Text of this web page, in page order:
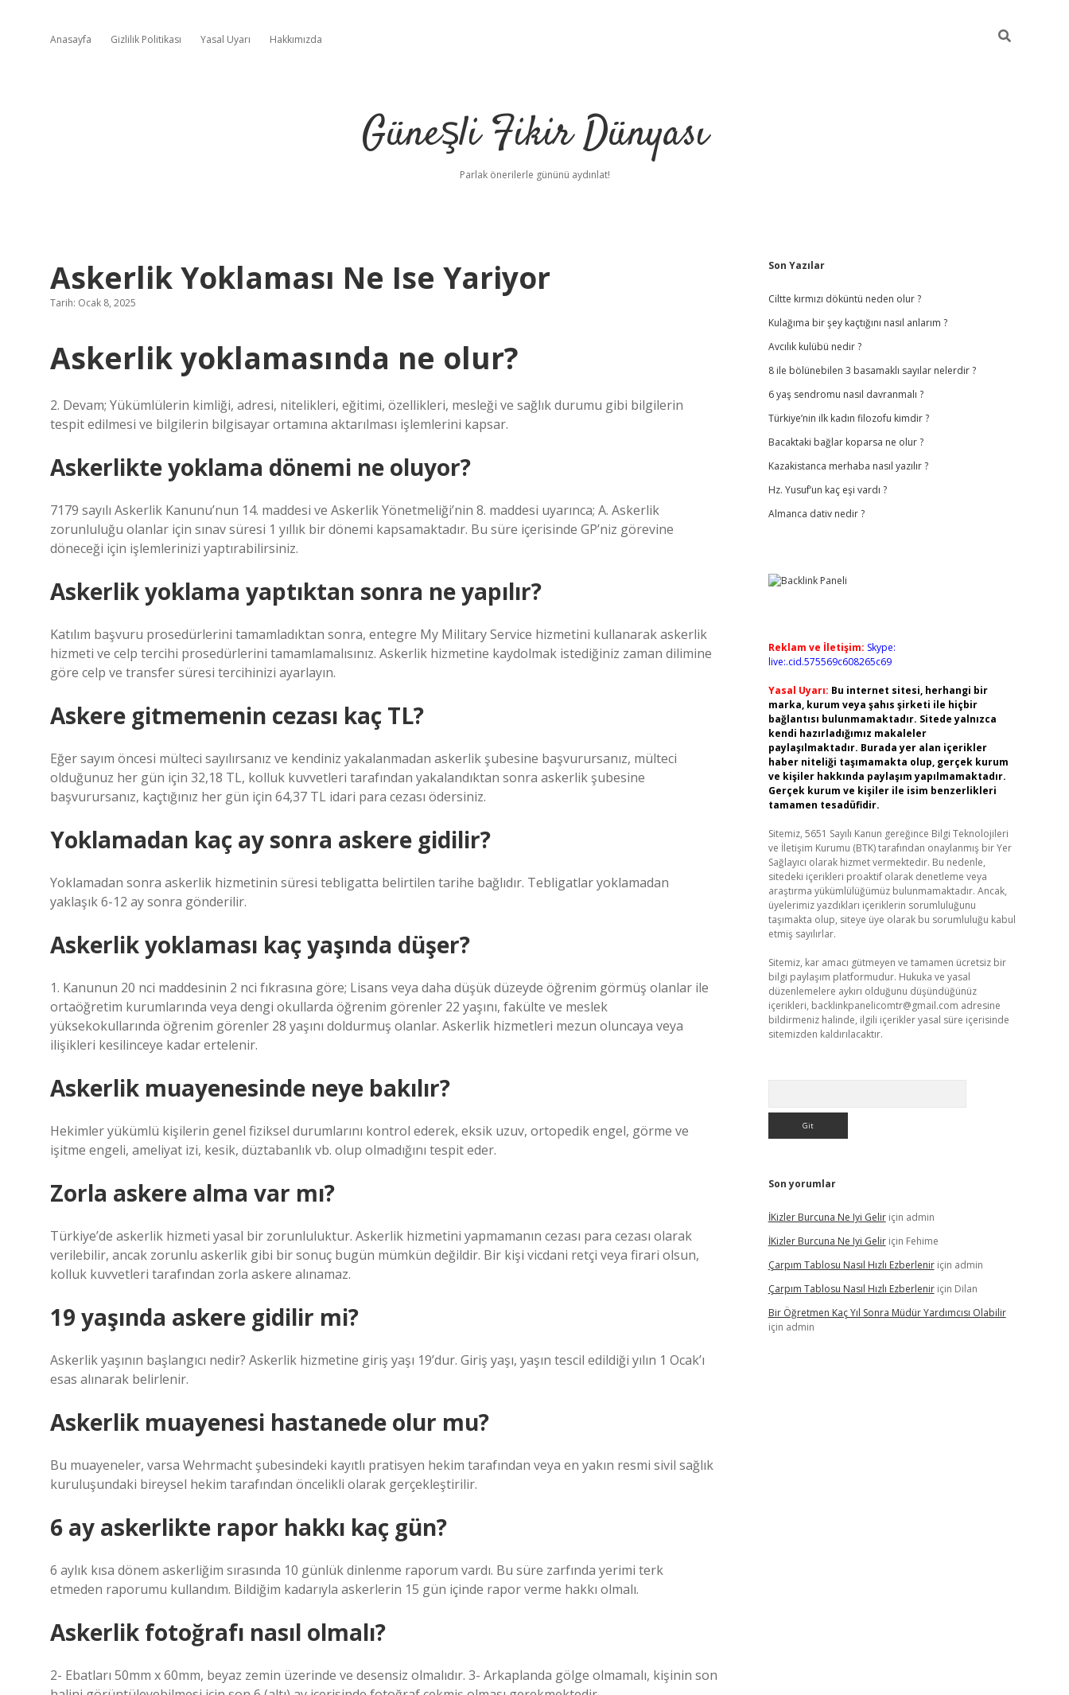
Anasayfa Gizlilik Politikası Yasal Uyarı Hakkımızda
Güneşli Fikir Dünyası
Parlak önerilerle gününü aydınlat!
Askerlik Yoklaması Ne Ise Yariyor
Tarih: Ocak 8, 2025
Askerlik yoklamasında ne olur?
2. Devam; Yükümlülerin kimliği, adresi, nitelikleri, eğitimi, özellikleri, mesleği ve sağlık durumu gibi bilgilerin
tespit edilmesi ve bilgilerin bilgisayar ortamına aktarılması işlemlerini kapsar.
Askerlikte yoklama dönemi ne oluyor?
7179 sayılı Askerlik Kanunu’nun 14. maddesi ve Askerlik Yönetmeliği’nin 8. maddesi uyarınca; A. Askerlik
zorunluluğu olanlar için sınav süresi 1 yıllık bir dönemi kapsamaktadır. Bu süre içerisinde GP’niz görevine
döneceği için işlemlerinizi yaptırabilirsiniz.
Askerlik yoklama yaptıktan sonra ne yapılır?
Katılım başvuru prosedürlerini tamamladıktan sonra, entegre My Military Service hizmetini kullanarak askerlik
hizmeti ve celp tercihi prosedürlerini tamamlamalısınız. Askerlik hizmetine kaydolmak istediğiniz zaman dilimine
göre celp ve transfer süresi tercihinizi ayarlayın.
Askere gitmemenin cezası kaç TL?
Eğer sayım öncesi mülteci sayılırsanız ve kendiniz yakalanmadan askerlik şubesine başvurursanız, mülteci
olduğunuz her gün için 32,18 TL, kolluk kuvvetleri tarafından yakalandıktan sonra askerlik şubesine
başvurursanız, kaçtığınız her gün için 64,37 TL idari para cezası ödersiniz.
Yoklamadan kaç ay sonra askere gidilir?
Yoklamadan sonra askerlik hizmetinin süresi tebligatta belirtilen tarihe bağlıdır. Tebligatlar yoklamadan
yaklaşık 6-12 ay sonra gönderilir.
Askerlik yoklaması kaç yaşında düşer?
1. Kanunun 20 nci maddesinin 2 nci fıkrasına göre; Lisans veya daha düşük düzeyde öğrenim görmüş olanlar ile
ortaöğretim kurumlarında veya dengi okullarda öğrenim görenler 22 yaşını, fakülte ve meslek
yüksekokullarında öğrenim görenler 28 yaşını doldurmuş olanlar. Askerlik hizmetleri mezun oluncaya veya
ilişikleri kesilinceye kadar ertelenir.
Askerlik muayenesinde neye bakılır?
Hekimler yükümlü kişilerin genel fiziksel durumlarını kontrol ederek, eksik uzuv, ortopedik engel, görme ve
işitme engeli, ameliyat izi, kesik, düztabanlık vb. olup olmadığını tespit eder.
Zorla askere alma var mı?
Türkiye’de askerlik hizmeti yasal bir zorunluluktur. Askerlik hizmetini yapmamanın cezası para cezası olarak
verilebilir, ancak zorunlu askerlik gibi bir sonuç bugün mümkün değildir. Bir kişi vicdani retçi veya firari olsun,
kolluk kuvvetleri tarafından zorla askere alınamaz.
19 yaşında askere gidilir mi?
Askerlik yaşının başlangıcı nedir? Askerlik hizmetine giriş yaşı 19’dur. Giriş yaşı, yaşın tescil edildiği yılın 1 Ocak’ı
esas alınarak belirlenir.
Askerlik muayenesi hastanede olur mu?
Bu muayeneler, varsa Wehrmacht şubesindeki kayıtlı pratisyen hekim tarafından veya en yakın resmi sivil sağlık
kuruluşundaki bireysel hekim tarafından öncelikli olarak gerçekleştirilir.
6 ay askerlikte rapor hakkı kaç gün?
6 aylık kısa dönem askerliğim sırasında 10 günlük dinlenme raporum vardı. Bu süre zarfında yerimi terk
etmeden raporumu kullandım. Bildiğim kadarıyla askerlerin 15 gün içinde rapor verme hakkı olmalı.
Askerlik fotoğrafı nasıl olmalı?
2- Ebatları 50mm x 60mm, beyaz zemin üzerinde ve desensiz olmalıdır. 3- Arkaplanda gölge olmamalı, kişinin son
Sidebar
Son Yazılar
Ciltte kırmızı döküntü neden olur ?
Kulağıma bir şey kaçtığını nasıl anlarım ?
Avcılık kulübü nedir ?
8 ile bölünebilen 3 basamaklı sayılar nelerdir ?
6 yaş sendromu nasıl davranmalı ?
Türkiye’nin ilk kadın filozofu kimdir ?
Bacaktaki bağlar koparsa ne olur ?
Kazakistanca merhaba nasıl yazılır ?
Hz. Yusuf’un kaç eşi vardı ?
Almanca dativ nedir ?
Reklam ve İletişim: Skype:
live:.cid.575569c608265c69
Yasal Uyarı: Bu internet sitesi, herhangi bir
marka, kurum veya şahıs şirketi ile hiçbir
bağlantısı bulunmamaktadır. Sitede yalnızca
kendi hazırladığımız makaleler
paylaşılmaktadır. Burada yer alan içerikler
haber niteliği taşımamakta olup, gerçek kurum
ve kişiler hakkında paylaşım yapılmamaktadır.
Gerçek kurum ve kişiler ile isim benzerlikleri
tamamen tesadüfidir.
Sitemiz, 5651 Sayılı Kanun gereğince Bilgi Teknolojileri
ve İletişim Kurumu (BTK) tarafından onaylanmış bir Yer
Sağlayıcı olarak hizmet vermektedir. Bu nedenle,
sitedeki içerikleri proaktif olarak denetleme veya
araştırma yükümlülüğümüz bulunmamaktadır. Ancak,
üyelerimiz yazdıkları içeriklerin sorumluluğunu
taşımakta olup, siteye üye olarak bu sorumluluğu kabul
etmiş sayılırlar.
Sitemiz, kar amacı gütmeyen ve tamamen ücretsiz bir
bilgi paylaşım platformudur. Hukuka ve yasal
düzenlemelere aykırı olduğunu düşündüğünüz
içerikleri, backlinkpanelicomtr@gmail.com adresine
bildirmeniz halinde, ilgili içerikler yasal süre içerisinde
sitemizden kaldırılacaktır.
Son yorumlar
İKizler Burcuna Ne Iyi Geliriçin admin
İKizler Burcuna Ne Iyi Geliriçin Fehime
Çarpım Tablosu Nasıl Hızlı Ezberleniriçin admin
Çarpım Tablosu Nasıl Hızlı Ezberleniriçin Dilan
Bir Öğretmen Kaç Yıl Sonra Müdür Yardımcısı Olabilir
için admin
hiltonbetvdcasino güncel giriş